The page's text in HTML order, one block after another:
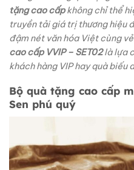
tặng cao cấpkhông chỉ thể
truyền tải giá trị thương hiệu
đậm nét văn hóa Việt cùng
cao cấp VVIP – SET02là lựa
khách hàng VIP hay quà biếu
Bộ quà tặng cao cấp
Sen phú quý